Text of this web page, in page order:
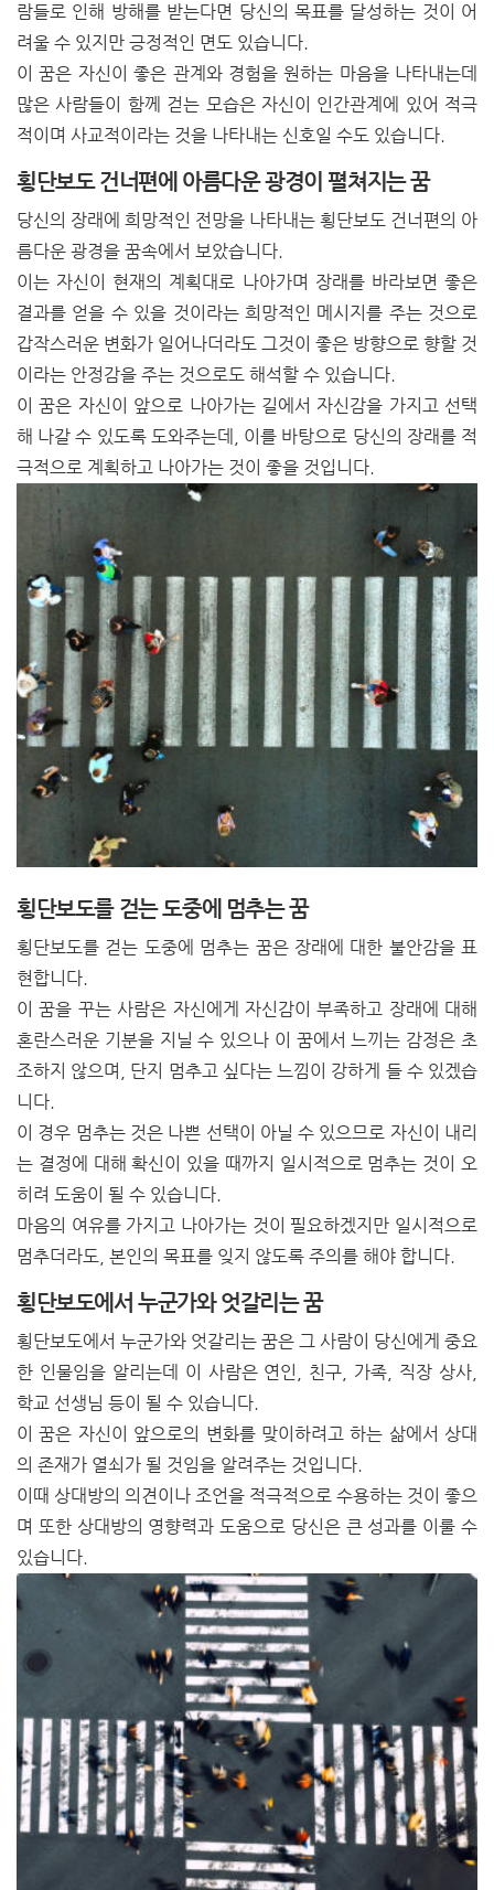
람들로 인해 방해를 받는다면 당신의 목표를 달성하는 것이 어
려울 수 있지만 긍정적인 면도 있습니다.
이 꿈은 자신이 좋은 관계와 경험을 원하는 마음을 나타내는데
많은 사람들이 함께 걷는 모습은 자신이 인간관계에 있어 적극
적이며 사교적이라는 것을 나타내는 신호일 수도 있습니다.
횡단보도 건너편에 아름다운 광경이 펼쳐지는 꿈
당신의 장래에 희망적인 전망을 나타내는 횡단보도 건너편의 아
름다운 광경을 꿈속에서 보았습니다.
이는 자신이 현재의 계획대로 나아가며 장래를 바라보면 좋은
결과를 얻을 수 있을 것이라는 희망적인 메시지를 주는 것으로
갑작스러운 변화가 일어나더라도 그것이 좋은 방향으로 향할 것
이라는 안정감을 주는 것으로도 해석할 수 있습니다.
이 꿈은 자신이 앞으로 나아가는 길에서 자신감을 가지고 선택
해 나갈 수 있도록 도와주는데, 이를 바탕으로 당신의 장래를 적
극적으로 계획하고 나아가는 것이 좋을 것입니다.
횡단보도를 걷는 도중에 멈추는 꿈
횡단보도를 걷는 도중에 멈추는 꿈은 장래에 대한 불안감을 표
현합니다.
이 꿈을 꾸는 사람은 자신에게 자신감이 부족하고 장래에 대해
혼란스러운 기분을 지닐 수 있으나 이 꿈에서 느끼는 감정은 초
조하지 않으며, 단지 멈추고 싶다는 느낌이 강하게 들 수 있겠습
니다.
이 경우 멈추는 것은 나쁜 선택이 아닐 수 있으므로 자신이 내리
는 결정에 대해 확신이 있을 때까지 일시적으로 멈추는 것이 오
히려 도움이 될 수 있습니다.
마음의 여유를 가지고 나아가는 것이 필요하겠지만 일시적으로
멈추더라도, 본인의 목표를 잊지 않도록 주의를 해야 합니다.
횡단보도에서 누군가와 엇갈리는 꿈
횡단보도에서 누군가와 엇갈리는 꿈은 그 사람이 당신에게 중요
한 인물임을 알리는데 이 사람은 연인, 친구, 가족, 직장 상사,
학교 선생님 등이 될 수 있습니다.
이 꿈은 자신이 앞으로의 변화를 맞이하려고 하는 삶에서 상대
의 존재가 열쇠가 될 것임을 알려주는 것입니다.
이때 상대방의 의견이나 조언을 적극적으로 수용하는 것이 좋으
며 또한 상대방의 영향력과 도움으로 당신은 큰 성과를 이룰 수
있습니다.